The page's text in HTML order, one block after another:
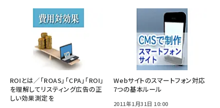
ROIとは／「ROAS」「CPA」「ROI」
を理解してリスティング広告の正
しい効果測定を
Webサイトのスマートフォン対応
7つの基本ルール
2011年1月31日 10:00